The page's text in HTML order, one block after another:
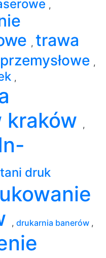
,
, trawa
przemysłowe ,
,
kraków
,
tani druk
, drukarnia banerów ,